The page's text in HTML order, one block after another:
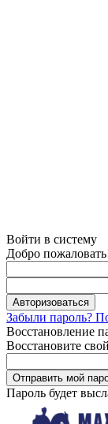
Войти в систему
Добро
Забыли пароль?
Восстановление
Восстановите
Пароль будет